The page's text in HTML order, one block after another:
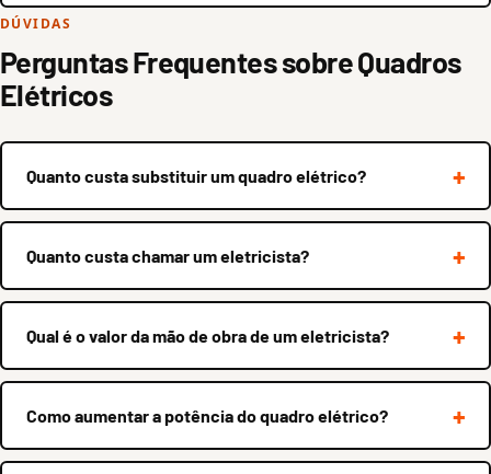
DÚVIDAS
Perguntas Frequentes sobre Quadros
Elétricos
Quanto custa substituir um quadro elétrico?
Quanto custa chamar um eletricista?
Qual é o valor da mão de obra de um eletricista?
Como aumentar a potência do quadro elétrico?